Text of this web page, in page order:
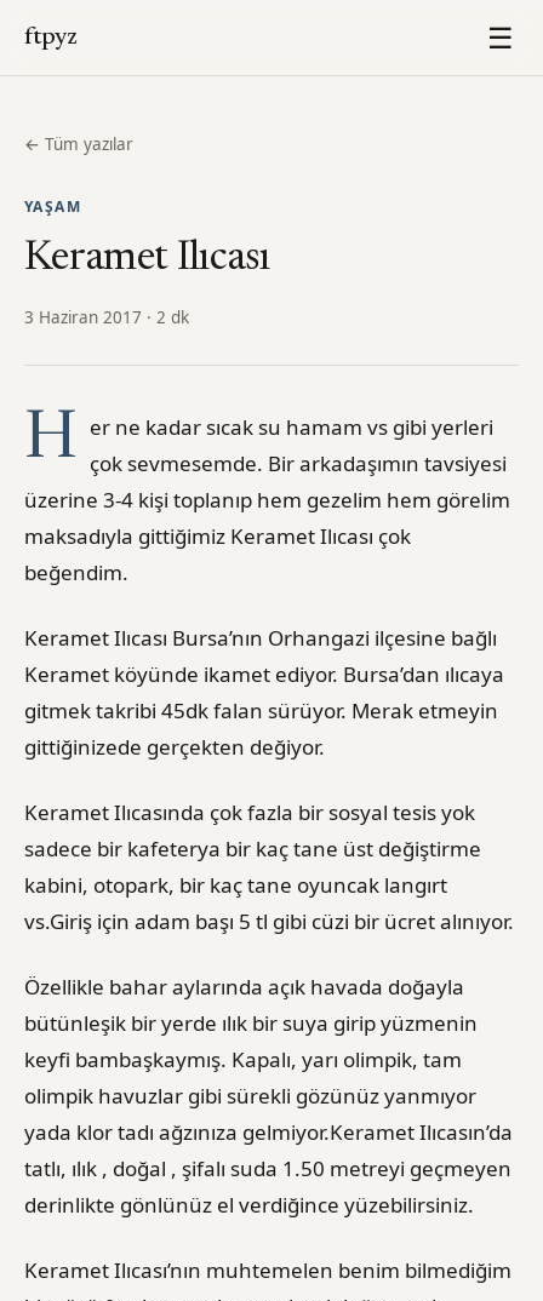
ftpyz ☰
← Tüm yazılar
YAŞAM
Keramet Ilıcası
3 Haziran 2017 · 2 dk
H er ne kadar sıcak su hamam vs gibi yerleri
çok sevmesemde. Bir arkadaşımın tavsiyesi
üzerine 3-4 kişi toplanıp hem gezelim hem görelim
maksadıyla gittiğimiz Keramet Ilıcası çok
beğendim.
Keramet Ilıcası Bursa’nın Orhangazi ilçesine bağlı
Keramet köyünde ikamet ediyor. Bursa’dan ılıcaya
gitmek takribi 45dk falan sürüyor. Merak etmeyin
gittiğinizede gerçekten değiyor.
Keramet Ilıcasında çok fazla bir sosyal tesis yok
sadece bir kafeterya bir kaç tane üst değiştirme
kabini, otopark, bir kaç tane oyuncak langırt
vs.Giriş için adam başı 5 tl gibi cüzi bir ücret alınıyor.
Özellikle bahar aylarında açık havada doğayla
bütünleşik bir yerde ılık bir suya girip yüzmenin
keyfi bambaşkaymış. Kapalı, yarı olimpik, tam
olimpik havuzlar gibi sürekli gözünüz yanmıyor
yada klor tadı ağzınıza gelmiyor.Keramet Ilıcasın’da
tatlı, ılık , doğal , şifalı suda 1.50 metreyi geçmeyen
derinlikte gönlünüz el verdiğince yüzebilirsiniz.
Keramet Ilıcası’nın muhtemelen benim bilmediğim